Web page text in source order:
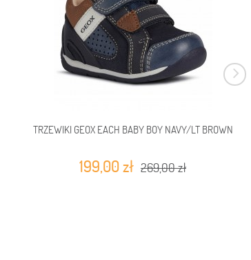
TRZEWIKI GEOX EACH BABY BOY NAVY/LT BROWN
199,00 zł 269,00 zł